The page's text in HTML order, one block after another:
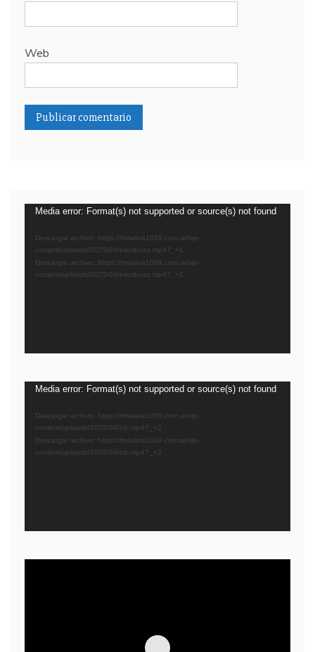
Web
Reproductor
video
Media error: Format(s) not supported or source(s) not found
Descargar archivo: https://fmlatina1039.com.ar/wp-
content/uploads/2025/04/escrituras.mp4?_=1
Descargar archivo: https://fmlatina1039.com.ar/wp-
content/uploads/2025/04/escrituras.mp4?_=1
Reproductor
video
Media error: Format(s) not supported or source(s) not found
Descargar archivo: https://fmlatina1039.com.ar/wp-
content/uploads/2025/04/cdi.mp4?_=2
Descargar archivo: https://fmlatina1039.com.ar/wp-
content/uploads/2025/04/cdi.mp4?_=2